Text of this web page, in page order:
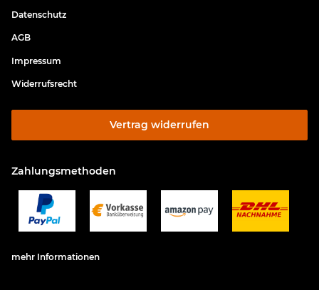
Datenschutz
AGB
Impressum
Widerrufsrecht
Vertrag widerrufen
Zahlungsmethoden
mehr Informationen